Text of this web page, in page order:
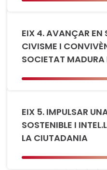
EIX 4. AVANÇAR EN
CIVISME I
SOCIETAT MADURA
EIX 5. IMPULSAR
SOSTENIBLE I
LA CIUTADANIA